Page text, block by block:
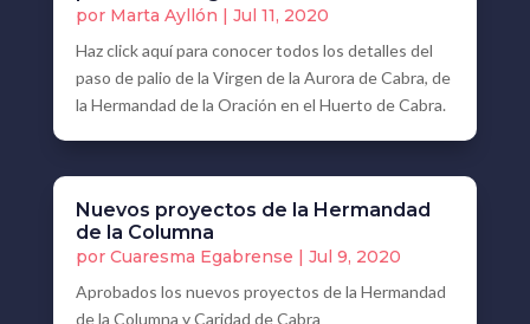
por Marta Ayllón | Jul 11, 2020
Haz click aquí para conocer todos los detalles del
paso de palio de la Virgen de la Aurora de Cabra, de
la Hermandad de la Oración en el Huerto de Cabra.
Nuevos proyectos de la Hermandad
de la Columna
por Cuaresma Egabrense | Jul 9, 2020
Aprobados los nuevos proyectos de la Hermandad
de la Columna y Caridad de Cabra